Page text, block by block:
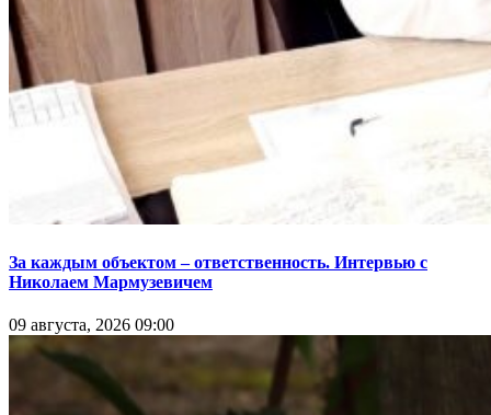
За каждым объектом – ответственность. Интервью с
Николаем Мармузевичем
09 августа, 2026 09:00